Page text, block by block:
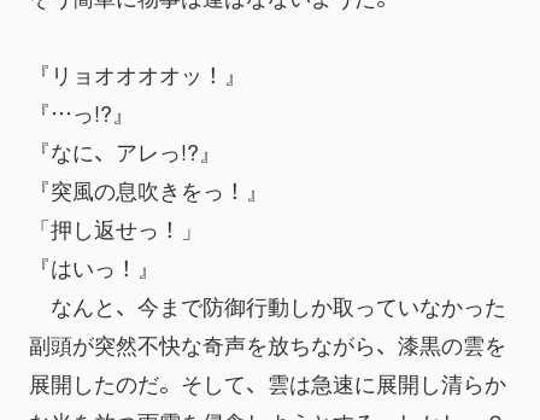
『リョオオオオッ！』
『…っ!?』
『なに、アレっ!?』
『突風の息吹きをっ！』
「押し返せっ！」
『はいっ！』
なんと、今まで防御行動しか取っていなかった
副頭が突然不快な奇声を放ちながら、漆黒の雲を
展開したのだ。そして、雲は急速に展開し清らか